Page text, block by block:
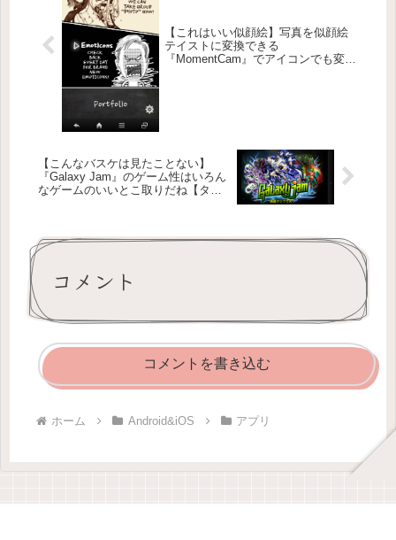
【これはいい似顔絵】写真を似顔絵
テイストに変換できる
『MomentCam』でアイコンでも変え
【こんなバスケは見たことない】
『Galaxy Jam』のゲーム性はいろん
なゲームのいいとこ取りだね【ター
コメント
コメントを書き込む
ホーム Android&iOS アプリ